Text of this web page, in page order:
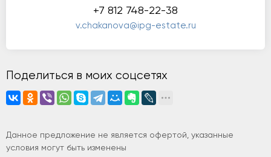
+7 812 748-22-38
v.chakanova@ipg-estate.ru
Поделиться в моих соцсетях
Данное предложение не является офертой, указанные
условия могут быть изменены